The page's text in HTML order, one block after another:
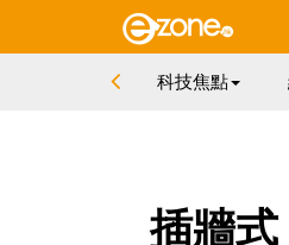
科技焦點
插牆式